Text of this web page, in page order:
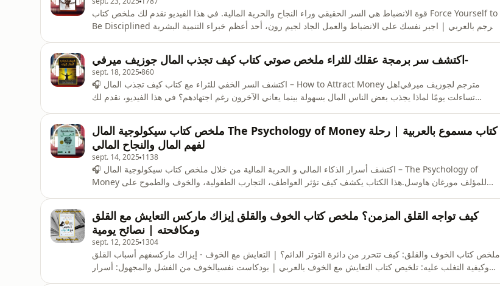
قوة الانضباط هي السر الحقيقي وراء النجاح والحرية المالية. في هذا الفيديو نقدم لك ملخص كتاب Force Yourself to
Be Disciplined مترجم بالعربي | اجبر نفسك على الانضباط والعمل الجاد لجيم رون، أحد أعظم خبراء التنمية البشرية
اكتشف سر برمجة عقلك للثراء ملخص صوتي كتاب كيف تجذب المال جوزيف ميرفي-
sept. 18, 2025 860
🎧 اكتشف السر الخفي للثراء مع كتاب كيف تجذب المال – How to Attract Money مترجم لجوزيف ميرفي!هل
تساءلت يومًا لماذا يجذب بعض الناس المال بسهولة بينما يعاني الآخرون رغم اجتهادهم؟ في هذا الفيديو، نقدم لك
ملخص كتاب سيكولوجية المال The Psychology of Money كتاب مسموع بالعربية | رحلة
لفهم المال والنجاح المالي
sept. 14, 2025 1138
🎧 اكتشف أسرار الذكاء المالي و الحرية المالية من خلال ملخص كتاب سيكولوجية المال – The Psychology of
Money للمؤلف مورغان هاوسل.هذا الكتاب يكشف كيف تؤثر العواطف، التجارب الطفولية، والخوف والطموح على
كيف تواجه القلق المزمن؟ ملخص كتاب الخوف والقلق إيزاك ماركس التعايش مع القلق
ومكافحته | نصائح يومية
sept. 12, 2025 1304
ملخص كتاب الخوف والقلق: كيف تتحرر من دائرة التوتر الدائم؟ | التعايش مع الخوف - إيزاك ماركسفهم أسباب القلق
وكيفية التغلب عليه: تلخيص كتاب التعايش مع الخوف بالعربي | بودكاست نفسيالخوف من الفشل والمجهول: أسرار